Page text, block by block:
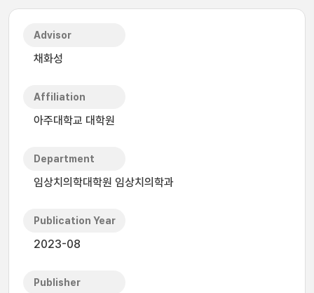
Advisor
채화성
Affiliation
아주대학교 대학원
Department
임상치의학대학원 임상치의학과
Publication Year
2023-08
Publisher